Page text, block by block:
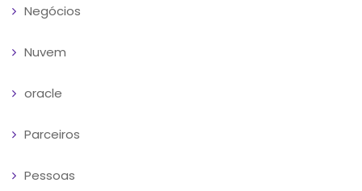
Negócios
Nuvem
oracle
Parceiros
Pessoas